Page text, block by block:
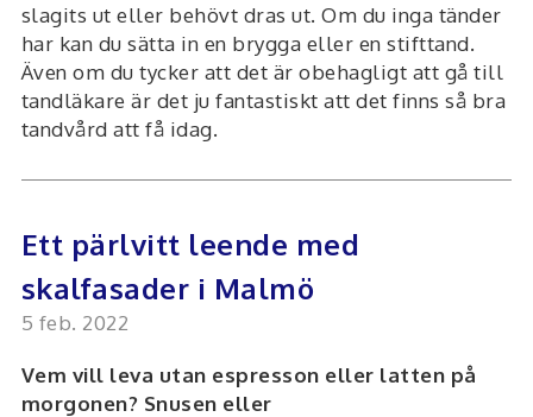
slagits ut eller behövt dras ut. Om du inga tänder
har kan du sätta in en brygga eller en stifttand.
Även om du tycker att det är obehagligt att gå till
tandläkare är det ju fantastiskt att det finns så bra
tandvård att få idag.
Ett pärlvitt leende med
skalfasader i Malmö
5 feb. 2022
Vem vill leva utan espresson eller latten på
morgonen? Snusen eller